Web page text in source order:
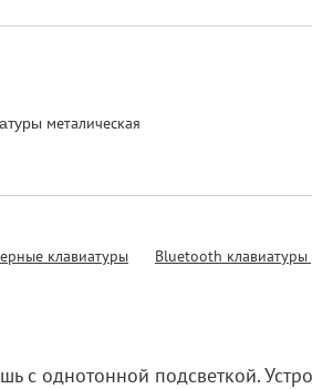
металическая
клавиатуры Bluetooth
с однотонной подсветкой.